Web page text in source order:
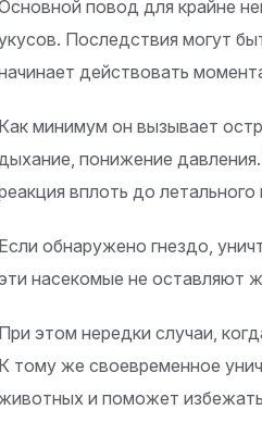
повод для крайне
Последствия могут
действовать
Как минимум он вызывает
понижение
вплоть до летального
Если обнаружено гнездо,
насекомые не оставляют
При этом нередки случаи,
К тому же своевременное
и поможет